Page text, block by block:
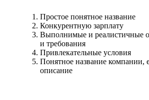
Простое понятное название
Конкурентную зарплату
Выполнимые и реалистичные
и требования
Привлекательные условия
Понятное название компании,
описание